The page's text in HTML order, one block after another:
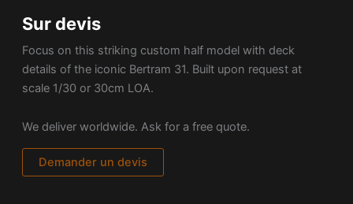
Sur devis
Focus on this striking custom half model with deck
details of the iconic Bertram 31. Built upon request at
scale 1/30 or 30cm LOA.
We deliver worldwide. Ask for a free quote.
Demander un devis